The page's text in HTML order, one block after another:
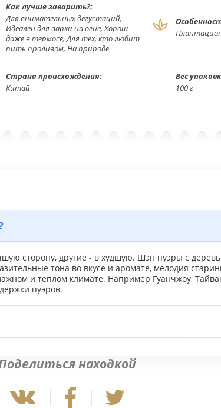
Как лучше заварить?:
Для внимательных дегустаций,
Идеален для варки на огне, Хорош
даже в термосе, Для тех, кто любит
пить проливом, На природе
Страна происхождения:
Китай
Вес
100 г
сторону, другие - в худшую. Шэн пуэры с
тона во вкусе и аромате, мелодия
и теплом климате. Например Гуанчжоу,
пуэров.
находкой